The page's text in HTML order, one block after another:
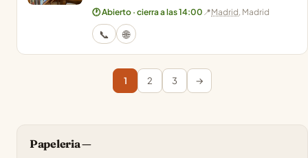
regalos al momento manteniendo la esencia
desde 1947.
🕐 Abierto · cierra a las 14:00 📍Madrid, Madrid
📞 🌐
1 2 3 →
Papeleria —